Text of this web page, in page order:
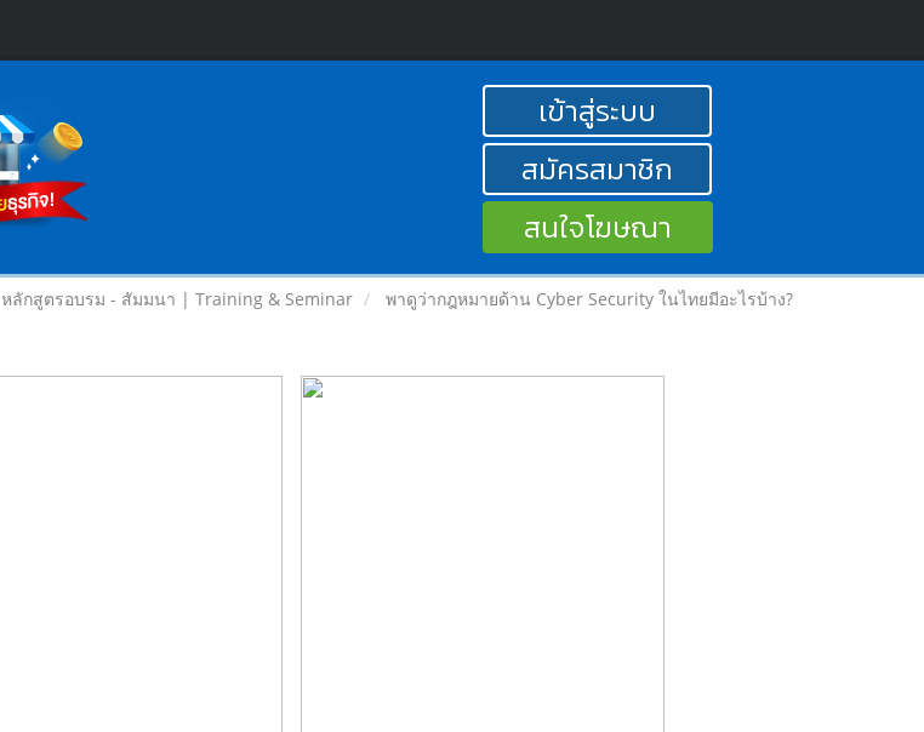
เข้าสู่ระบบ
สมัครสมาชิก
สนใจโฆษณา
หลักสูตรอบรม - สัมมนา | Training & Seminar พาดูว่ากฎหมายด้าน Cyber Security ในไทยมีอะไรบ้าง?